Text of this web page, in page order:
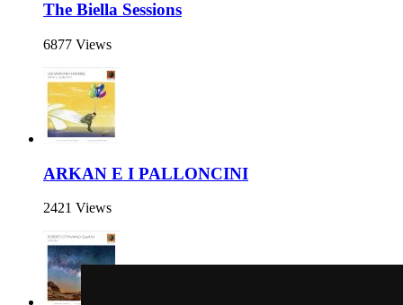
The Biella Sessions
6877 Views
ARKAN E I PALLONCINI
2421 Views